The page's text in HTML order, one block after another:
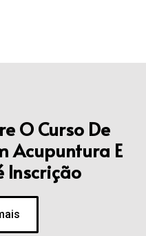
O Curso De
Acupuntura E
Inscrição